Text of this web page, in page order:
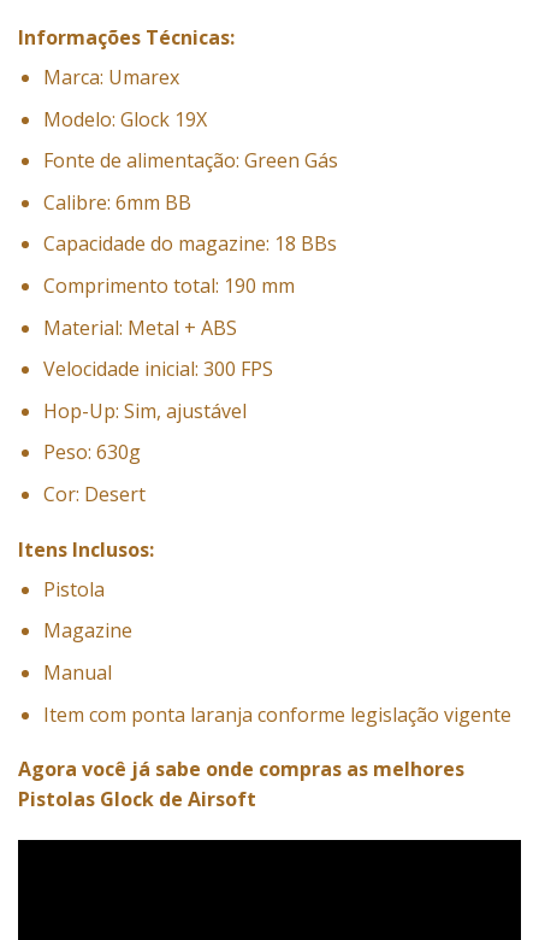
Informações Técnicas:
Marca: Umarex
Modelo: Glock 19X
Fonte de alimentação: Green Gás
Calibre: 6mm BB
Capacidade do magazine: 18 BBs
Comprimento total: 190 mm
Material: Metal + ABS
Velocidade inicial: 300 FPS
Hop-Up: Sim, ajustável
Peso: 630g
Cor: Desert
Itens Inclusos:
Pistola
Magazine
Manual
Item com ponta laranja conforme legislação vigente
Agora você já sabe onde compras as melhores
Pistolas Glock de Airsoft